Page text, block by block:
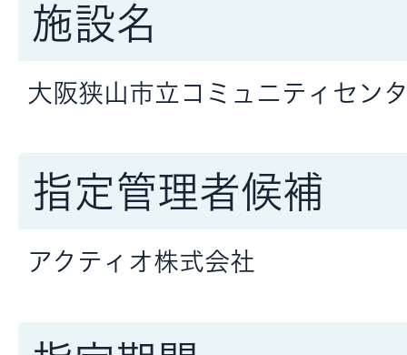
施設名
大阪狭山市立コミュニティセン
指定管理者候補
アクティオ株式会社